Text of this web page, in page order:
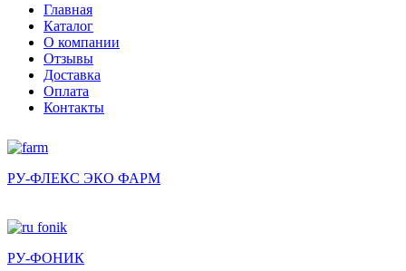
Главная
Каталог
О компании
Отзывы
Доставка
Оплата
Контакты
РУ-ФЛЕКС ЭКО ФАРМ
РУ-ФОНИК